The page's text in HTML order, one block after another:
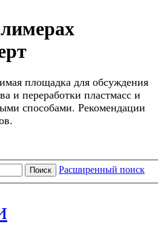
площадка для обсуждения
и переработки пластмасс и
способами. Рекомендации
Поиск Расширенный поиск